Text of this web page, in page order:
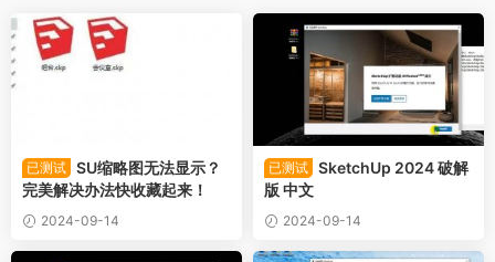
已测试 SU缩略图无法显示？
完美解决办法快收藏起来！
2024-09-14
已测试 SketchUp 2024 破解
版 中文
2024-09-14